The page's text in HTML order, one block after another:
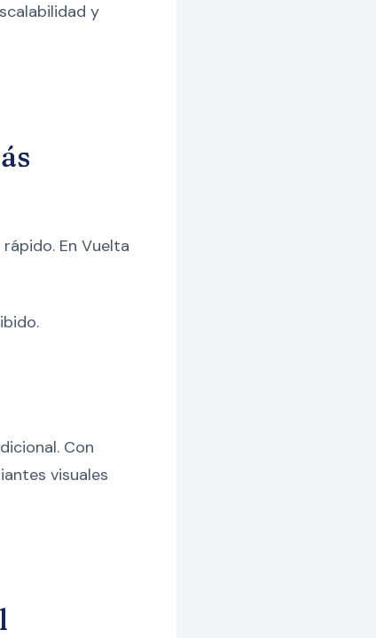
y
En Vuelta
Con
visuales